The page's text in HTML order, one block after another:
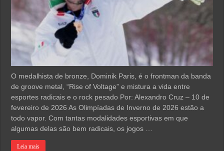
O medalhista de bronze, Dominik Paris, é o frontman da banda
de groove metal, “Rise of Voltage” e mistura a vida entre
esportes radicais e o rock pesado Por: Alexandro Cruz – 10 de
fevereiro de 2026 As Olimpíadas de Inverno de 2026 estão a
todo vapor. Com tantas modalidades esportivas em que
algumas delas são bem radicais, os jogos …
Leia mais